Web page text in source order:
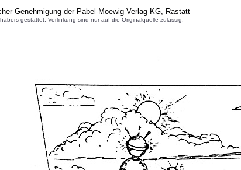
Genehmigung der Pabel-Moewig Verlag KG, Rastatt
gestattet. Verlinkung sind nur auf die Originalquelle zulässig.